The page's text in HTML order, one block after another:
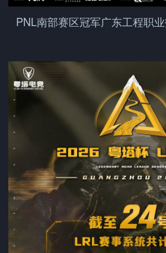
PNL南部赛区冠军广东工程职